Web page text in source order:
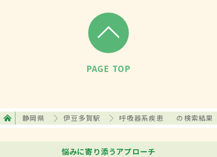
PAGE TOP
静岡県 伊豆多賀駅 呼吸器系疾患 の検索結果
悩みに寄り添うアプローチ